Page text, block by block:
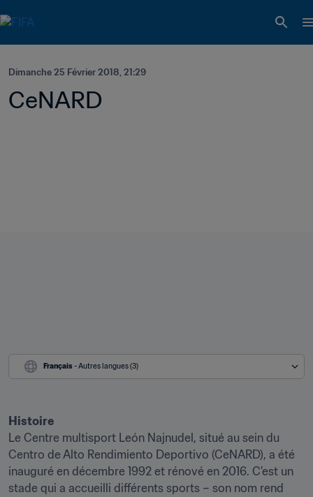
Dimanche 25 Février 2018, 21:29
CeNARD
Français - Autres langues (3)
Histoire
Le Centre multisport León Najnudel, situé au sein du
Centro de Alto Rendimiento Deportivo (CeNARD), a été
inauguré en décembre 1992 et rénové en 2016. C'est un
stade qui a accueilli différents sports – son nom rend